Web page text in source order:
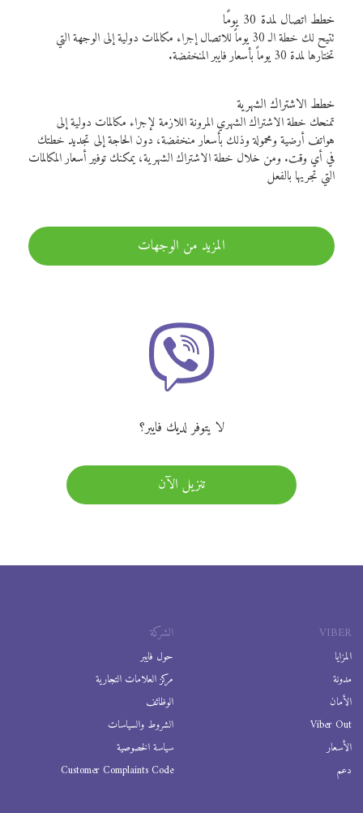
خطط اتصال لمدة 30 يومًا
تتيح لك خطة الـ 30 يوماً للاتصال إجراء مكالمات دولية إلى الوجهة التي
تختارها لمدة 30 يوماً بأسعار فايبر المنخفضة.
خطط الاشتراك الشهرية
تمنحك خطة الاشتراك الشهري المرونة اللازمة لإجراء مكالمات دولية إلى
هواتف أرضية ومحمولة وذلك بأسعار منخفضة، دون الحاجة إلى تجديد خطتك
في أي وقت. ومن خلال خطة الاشتراك الشهرية، يمكنك توفير أسعار المكالمات
التي تجريها بالفعل
المزيد من الوجهات
لا يتوفر لديك فايبر؟
تنزيل الآن
VIBER
المزايا
مدونة
الأمان
Viber Out
الأسعار
دعم
الشركة
حول فايبر
مركز العلامات التجارية
الوظائف
الشروط والسياسات
سياسة الخصوصية
Customer Complaints Code